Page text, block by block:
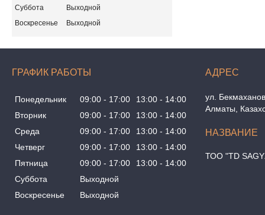
Суббота
Выходной
Воскресенье
Выходной
ГРАФИК РАБОТЫ
Понедельник 09:00 17:00 13:00
14:00
Вторник
09:00 17:00 13:00
14:00
Среда
09:00 17:00 13:00
14:00
Четверг
09:00 17:00 13:00
14:00
Пятница
09:00 17:00 13:00
14:00
Суббота
Выходной
Воскресенье
Выходной
ул.
Алматы,
ТОО "TD